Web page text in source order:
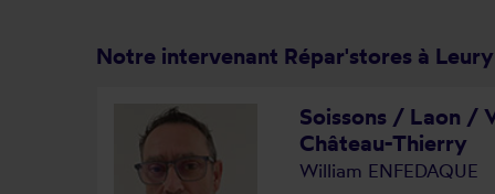
Notre intervenant Répar'stores à Leury
Soissons / Laon /
Château-Thierry
William ENFEDAQUE